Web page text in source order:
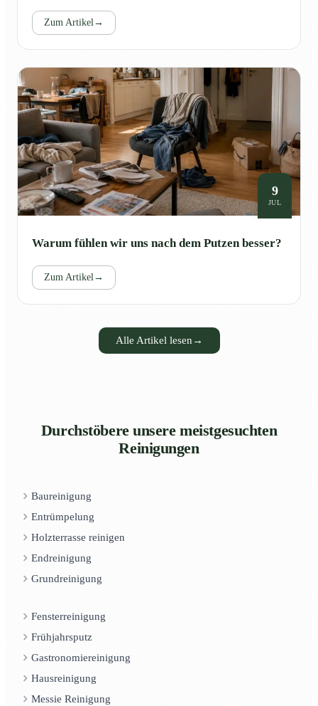
Zum Artikel →
9
JUL
Warum fühlen wir uns nach dem Putzen besser?
Zum Artikel →
Alle Artikel lesen →
Durchstöbere unsere meistgesuchten
Reinigungen
Baureinigung
Entrümpelung
Holzterrasse reinigen
Endreinigung
Grundreinigung
Fensterreinigung
Frühjahrsputz
Gastronomiereinigung
Hausreinigung
Messie Reinigung